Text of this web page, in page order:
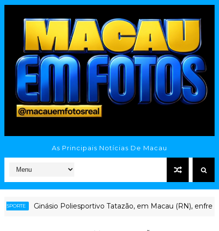
As Principais Notícias De Macau
Ginásio Poliesportivo Tatazão, em Macau (RN), enfrenta